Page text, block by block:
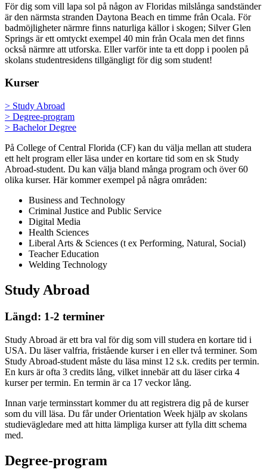
För dig som vill lapa sol på någon av Floridas milslånga sandständer
är den närmsta stranden Daytona Beach en timme från Ocala. För
badmöjligheter närmre finns naturliga källor i skogen; Silver Glen
Springs är ett omtyckt exempel 40 min från Ocala men det finns
också närmre att utforska. Eller varför inte ta ett dopp i poolen på
skolans studentresidens tillgängligt för dig som student!
Kurser
> Study Abroad
> Degree-program
> Bachelor Degree
På College of Central Florida (CF) kan du välja mellan att studera
ett helt program eller läsa under en kortare tid som en sk Study
Abroad-student. Du kan välja bland många program och över 60
olika kurser. Här kommer exempel på några områden:
Business and Technology
Criminal Justice and Public Service
Digital Media
Health Sciences
Liberal Arts & Sciences (t ex Performing, Natural, Social)
Teacher Education
Welding Technology
Study Abroad
Längd: 1-2 terminer
Study Abroad är ett bra val för dig som vill studera en kortare tid i
USA. Du läser valfria, fristående kurser i en eller två terminer. Som
Study Abroad-student måste du läsa minst 12 s.k. credits per termin.
En kurs är ofta 3 credits lång, vilket innebär att du läser cirka 4
kurser per termin. En termin är ca 17 veckor lång.
Innan varje terminsstart kommer du att registrera dig på de kurser
som du vill läsa. Du får under Orientation Week hjälp av skolans
studievägledare med att hitta lämpliga kurser att fylla ditt schema
med.
Degree-program